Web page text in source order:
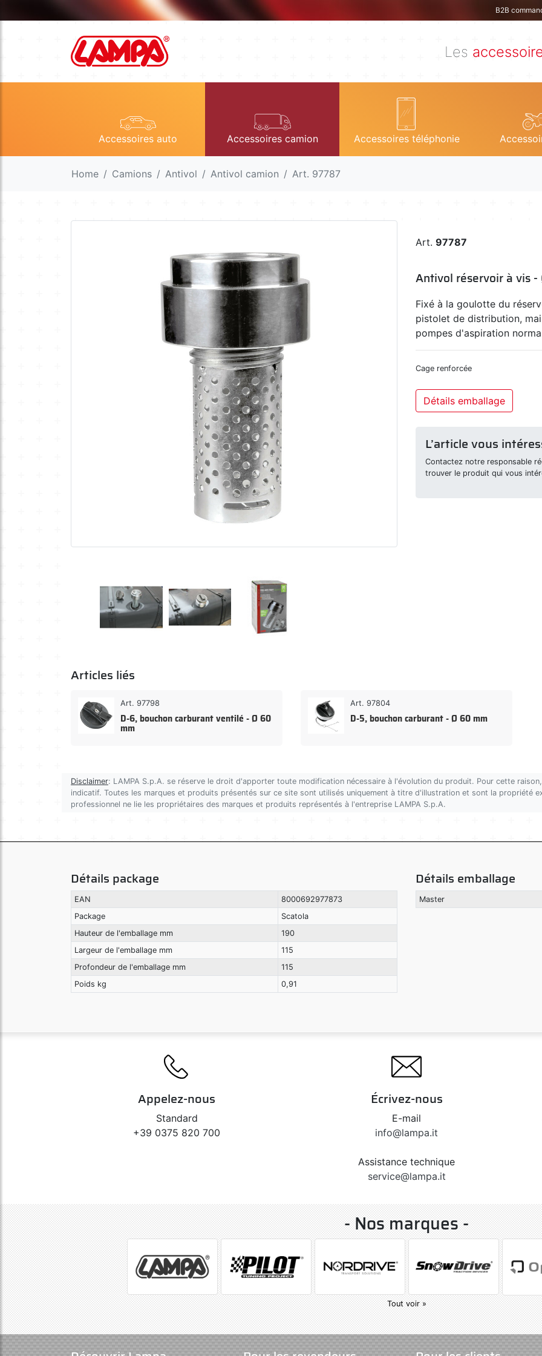
B2B
Les
Accessoires auto Accessoires camion Accessoires téléphonie
Home Camions Antivol Antivol camion Art. 97787
Art. 97787
Antivol réservoir à vis
Fixé à la goulotte du
pistolet de distribution,
pompes d'aspiration
Cage renforcée
Détails emballage
L’article vous
Contactez notre responsable
trouver le produit qui vous
Articles liés
Art. 97798
D-6, bouchon carburant ventilé - Ø 60
mm
Art. 97804
D-5, bouchon carburant - Ø 60 mm
Disclaimer: LAMPA S.p.A. se réserve le droit d'apporter toute modification nécessaire à l'évolution du produit. Pour cette
indicatif. Toutes les marques et produits présentés sur ce site sont utilisés uniquement à titre d'illustration et sont la propriété
professionnel ne lie les propriétaires des marques et produits représentés à l'entreprise LAMPA S.p.A.
Détails package
EAN
8000692977873
Package
Scatola
Hauteur de l'emballage mm
190
Largeur de l'emballage mm
115
Profondeur de l'emballage mm
115
Poids kg
0,91
Détails emballage
Master
Appelez-nous
Standard
+39 0375 820 700
Écrivez-nous
E-mail
info@lampa.it
Assistance technique
service@lampa.it
- Nos marques -
Tout voir »